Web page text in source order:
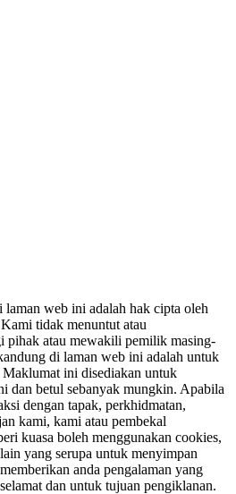
web ini adalah hak cipta oleh
tidak menuntut atau
pihak atau mewakili pemilik masing-
di laman web ini adalah untuk
ini disediakan untuk
dan betul sebanyak mungkin. Apabila
dengan tapak, perkhidmatan,
kami, kami atau pembekal
kuasa boleh menggunakan cookies,
yang serupa untuk menyimpan
anda pengalaman yang
dan untuk tujuan pengiklanan.